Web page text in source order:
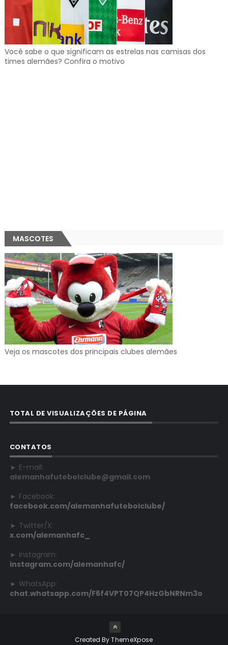
Você sabe o que significam as estrelas nas camisas dos
times alemães? Confira o motivo
MASCOTES
Veja os mascotes dos principais clubes alemães
TOTAL DE VISUALIZAÇÕES DE PÁGINA
CONTATOS
► E-mail:
alemanhafutebolclube@gmail.com
► Facebook:
facebook.com/alemanhafutebolclube/
► Twitter/X:
x.com/alemanhafc_
► Instagram:
instagram.com/alemanhafc/
► WhatsApp:
chat.whatsapp.com/F6f4VPT07QP4HzGbNRNm3o
Created ByThemeXpose